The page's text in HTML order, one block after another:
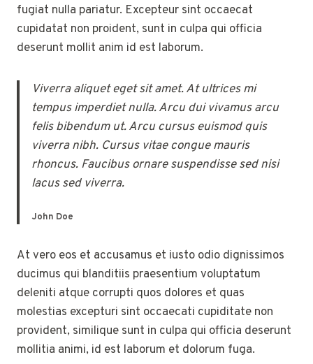
fugiat nulla pariatur. Excepteur sint occaecat
cupidatat non proident, sunt in culpa qui officia
deserunt mollit anim id est laborum.
Viverra aliquet eget sit amet. At ultrices mi
tempus imperdiet nulla. Arcu dui vivamus arcu
felis bibendum ut. Arcu cursus euismod quis
viverra nibh. Cursus vitae congue mauris
rhoncus. Faucibus ornare suspendisse sed nisi
lacus sed viverra.
John Doe
At vero eos et accusamus et iusto odio dignissimos
ducimus qui blanditiis praesentium voluptatum
deleniti atque corrupti quos dolores et quas
molestias excepturi sint occaecati cupiditate non
provident, similique sunt in culpa qui officia deserunt
mollitia animi, id est laborum et dolorum fuga.